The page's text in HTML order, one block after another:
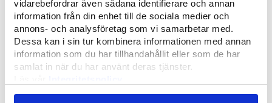
vidarebefordrar även sådana identifierare och annan
information från din enhet till de sociala medier och
annons- och analysföretag som vi samarbetar med.
Dessa kan i sin tur kombinera informationen med annan
information som du har tillhandahållit eller som de har
samlat in när du har använt deras tjänster.
Läs mer om våraCookies
standarder får du lätt en “skugga” av
automation som ingen riktigt äger.
Från Excel till Power
Apps till systemstöd